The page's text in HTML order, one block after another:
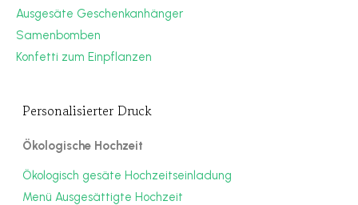
Ausgesäte Geschenkanhänger
Samenbomben
Konfetti zum Einpflanzen
Personalisierter Druck
Ökologische Hochzeit
Ökologisch gesäte Hochzeitseinladung
Menü Ausgesättigte Hochzeit